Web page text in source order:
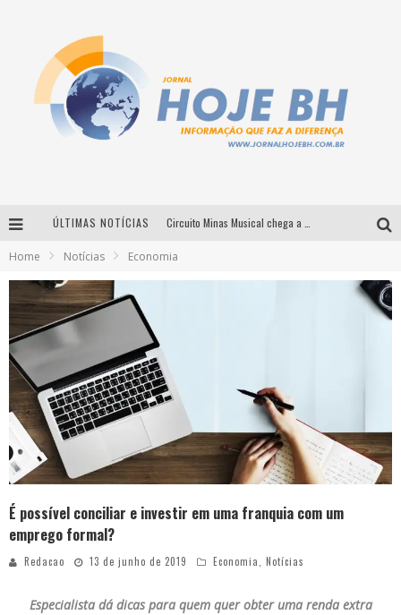
ÚLTIMAS NOTÍCIAS
Home Notícias Economia
É possível conciliar e investir em uma franquia com um
emprego formal?
Redacao 13 de junho de 2019 Economia, Notícias
Especialista dá dicas para quem quer obter uma renda extra